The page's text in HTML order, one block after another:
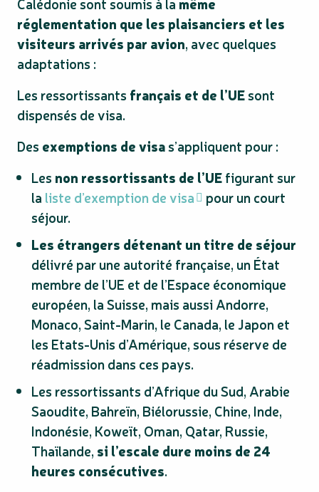
réglementation que les plaisanciers et les
visiteurs arrivés par avion, avec quelques
adaptations :
Les ressortissants français et de l’UEsont
dispensés de visa.
Des exemptions de visas’appliquent pour :
Les non ressortissants de l’UEfigurant sur
la liste d’exemption de visa
pour un court
séjour.
Les étrangers détenant un titre de séjour
délivré par une autorité française, un État
membre de l’UE et de l’Espace économique
européen, la Suisse, mais aussi Andorre,
Monaco, Saint-Marin, le Canada, le Japon et
les Etats-Unis d’Amérique, sous réserve de
réadmission dans ces pays.
Les ressortissants d’Afrique du Sud, Arabie
Saoudite, Bahreïn, Biélorussie, Chine, Inde,
Indonésie, Koweït, Oman, Qatar, Russie,
Thaïlande, si l’escale dure moins de 24
heures consécutives.